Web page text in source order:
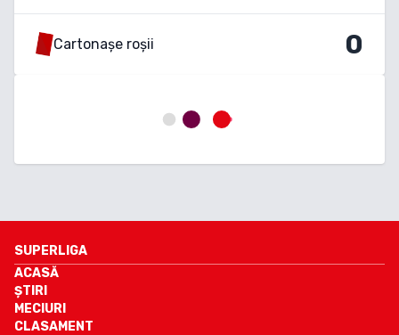
Cartonașe roșii 0
SUPERLIGA
ACASĂ
ȘTIRI
MECIURI
CLASAMENT